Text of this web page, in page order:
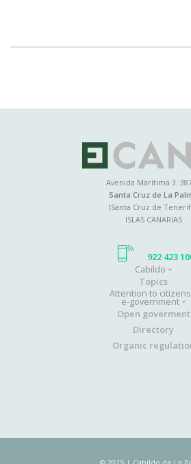
Avenida Marítima 3.
Santa Cruz de La
(Santa Cruz de
ISLAS CANARIAS
922 423
Cabildo
Topics
Attention to citizens
e-government
Open goverment
Directory
Organic